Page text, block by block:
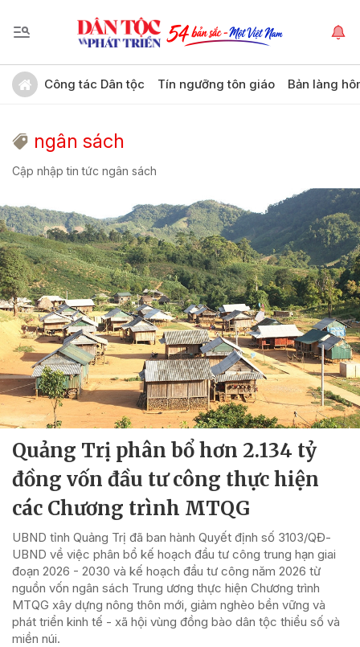
Công tác Dân tộc Tín ngưỡng tôn giáo Bản làng
ngân sách
Cập nhập tin tức ngân sách
Quảng Trị phân bổ hơn 2.134 tỷ
đồng vốn đầu tư công thực hiện
các Chương trình MTQG
UBND tỉnh Quảng Trị đã ban hành Quyết định số 3103/QĐ-
UBND về việc phân bổ kế hoạch đầu tư công trung hạn giai
đoạn 2026 - 2030 và kế hoạch đầu tư công năm 2026 từ
nguồn vốn ngân sách Trung ương thực hiện Chương trình
MTQG xây dựng nông thôn mới, giảm nghèo bền vững và
phát triển kinh tế - xã hội vùng đồng bào dân tộc thiểu số và
miền núi.